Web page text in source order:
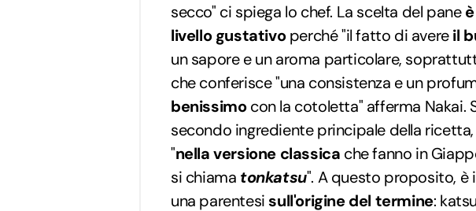
secco" ci spiega lo chef. La scelta del pane
livello gustativoperché "il fatto di avereil
un sapore e un aroma particolare,
che conferisce "una consistenza e un
benissimocon la cotoletta" afferma Nakai.
secondo ingrediente principale della
"nella versione classica che fanno in
si chiama tonkatsu". A questo proposito, è
una parentesi sull'origine del termine: